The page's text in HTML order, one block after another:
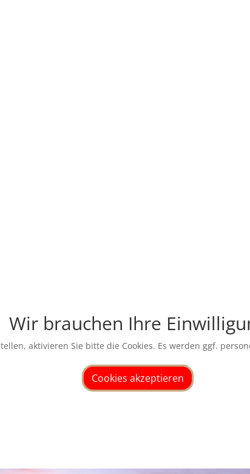
Wir brauchen Ihre
aktivieren Sie bitte die Cookies. Es werden ggf.
Cookies akzeptieren